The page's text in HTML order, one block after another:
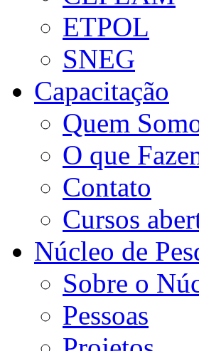
ETPOL
SNEG
Capacitação
Quem
O que
Contato
Cursos
Núcleo de
Sobre o
Pessoas